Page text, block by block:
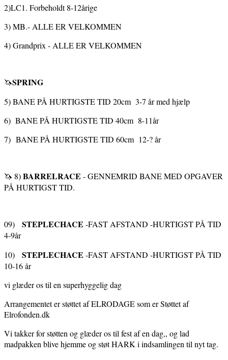
2)LC1. Forbeholdt 8-12årige
3) MB.- ALLE ER VELKOMMEN
4) Grandprix - ALLE ER VELKOMMEN
🦄SPRING
5) BANE PÅ HURTIGSTE TID 20cm 3-7 år med hjælp
6) BANE PÅ HURTIGSTE TID 40cm 8-11år
7) BANE PÅ HURTIGSTE TID 60cm 12-? år
🦄 8)BARRELRACE - GENNEMRID BANE MED OPGAVER
PÅ HURTIGST TID.
09) STEPLECHACE -FAST AFSTAND -HURTIGST PÅ TID
4-9år
10) STEPLECHACE -FAST AFSTAND -HURTIGST PÅ TID
10-16 år
vi glæder os til en superhyggelig dag
Arrangementet er støttet af ELRODAGE som er Støttet af
Elrofonden.dk
Vi takker for støtten og glæder os til fest af en dag,, og lad
madpakken blive hjemme og støt HARK i indsamlingen til nyt tag.